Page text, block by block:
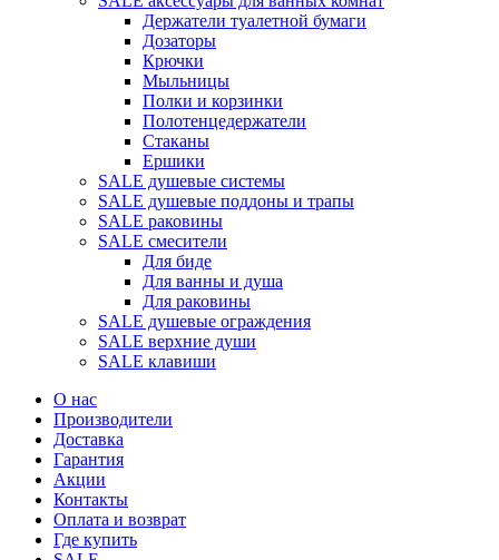
Держатели туалетной бумаги
Дозаторы
Крючки
Мыльницы
Полки и корзинки
Полотенцедержатели
Стаканы
Ершики
SALE душевые системы
SALE душевые поддоны и трапы
SALE раковины
SALE смесители
Для биде
Для ванны и душа
Для раковины
SALE душевые ограждения
SALE верхние души
SALE клавиши
О нас
Производители
Доставка
Гарантия
Акции
Контакты
Оплата и возврат
Где купить